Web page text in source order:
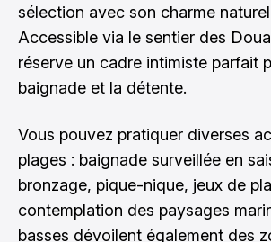
sélection avec son charme
Accessible via le sentier des
réserve un cadre intimiste parfait
baignade et la détente.
Vous pouvez pratiquer diverses
plages : baignade surveillée en
bronzage, pique-nique, jeux de
contemplation des paysages
basses dévoilent également des